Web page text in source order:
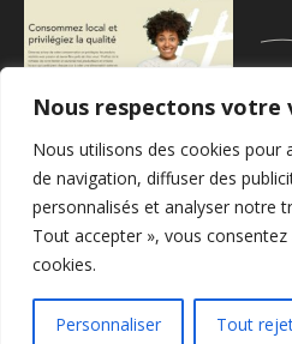
Nous respectons votre
Nous utilisons des cookies pour
de navigation, diffuser des
personnalisés et analyser notre
Tout accepter », vous
cookies.
Personnaliser Tout
Pour acheter local